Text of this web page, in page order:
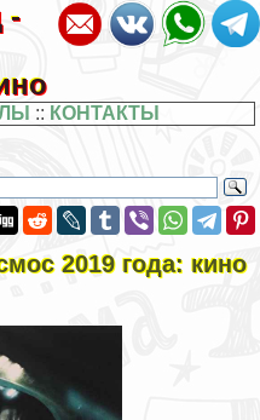
-
:: КОНТАКТЫ
2019 года: кино